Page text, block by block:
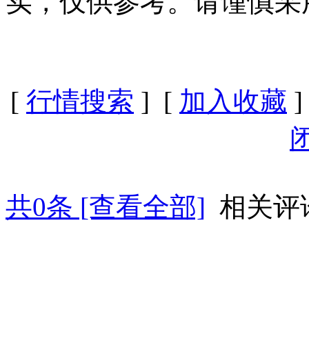
[ 行情搜索 ] [ 加入收藏
共0条 [查看全部] 相关评